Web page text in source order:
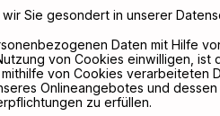
Sie gesondert in unserer
Daten mit Hilfe
von Cookies einwilligen, ist
von Cookies verarbeiteten
Onlineangebotes und
zu erfüllen.